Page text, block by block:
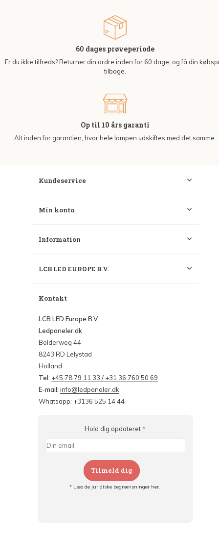
60 dages prøveperiode
Er du ikke tilfreds? Returner din ordre inden for 60 dage, og få din
tilbage.
Op til 10 års garanti
Alt inden for garantien, hvor hele lampen udskiftes med det samme.
Kundeservice
Min konto
Information
LCB LED EUROPE B.V.
Kontakt
LCB LED Europe B.V.
Ledpaneler.dk
Bolderweg 44
8243 RD Lelystad
Holland
Tel: +45 78 79 11 33 / +31 36 760 50 69
E-mail: info@ledpaneler.dk
Whatsapp: +3136 525 14 44
Hold dig opdateret *
Tilmeld dig
* Læs de juridiske begrænsninger her.